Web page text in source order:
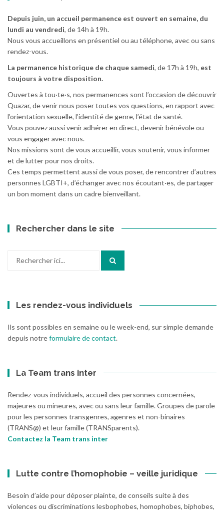
Depuis juin, un accueil permanence est ouvert en semaine, du
lundi au vendredi, de 14h à 19h.
Nous vous accueillons en présentiel ou au téléphone, avec ou sans
rendez-vous.
La permanence historique de chaque samedi, de 17h à 19h, est
toujours à votre disposition.
Ouvertes à tou·te·s, nos permanences sont l’occasion de découvrir
Quazar, de venir nous poser toutes vos questions, en rapport avec
l’orientation sexuelle, l’identité de genre, l’état de santé.
Vous pouvez aussi venir adhérer en direct, devenir bénévole ou
vous engager avec nous.
Nos missions sont de vous accueillir, vous soutenir, vous informer
et de lutter pour nos droits.
Ces temps permettent aussi de vous poser, de rencontrer d’autres
personnes LGBTI+, d’échanger avec nos écoutant·es, de partager
un bon moment dans un cadre bienveillant.
Rechercher dans le site
Les rendez-vous individuels
Ils sont possibles en semaine ou le week-end, sur simple demande
depuis notreformulaire de contact.
La Team trans inter
Rendez-vous individuels, accueil des personnes concernées,
majeures ou mineures, avec ou sans leur famille. Groupes de parole
pour les personnes transgenres, agenres et non-binaires
(TRANS@) et leur famille (TRANSparents).
Contactez la Team trans inter
Lutte contre l’homophobie – veille juridique
Besoin d’aide pour déposer plainte, de conseils suite à des
violences ou discriminations lesbophobes, homophobes, biphobes,